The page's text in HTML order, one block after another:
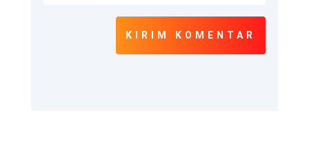
KIRIM KOMENTAR